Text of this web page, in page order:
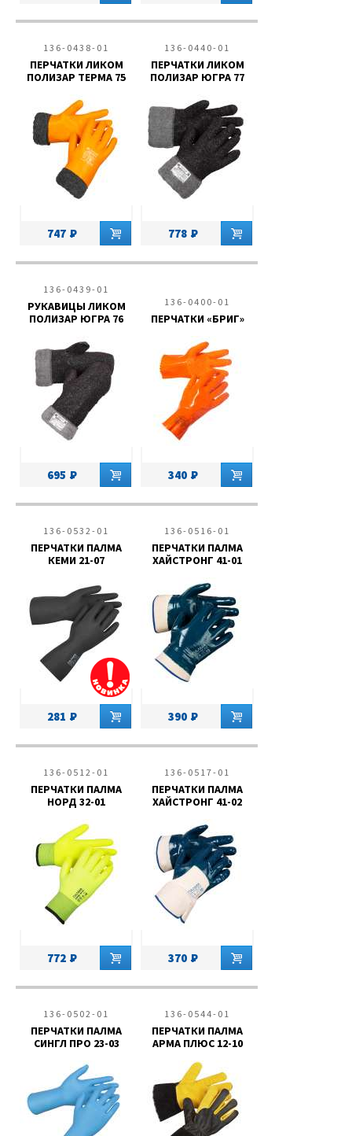
136-0438-01
ПЕРЧАТКИ ЛИКОМ
ПОЛИЗАР ТЕРМА 75
747
136-0440-01
ПЕРЧАТКИ ЛИКОМ
ПОЛИЗАР ЮГРА 77
778
136-0439-01
РУКАВИЦЫ ЛИКОМ
ПОЛИЗАР ЮГРА 76
695
136-0400-01
ПЕРЧАТКИ «БРИГ»
340
136-0532-01
ПЕРЧАТКИ ПАЛМА
КЕМИ 21-07
281
136-0516-01
ПЕРЧАТКИ ПАЛМА
ХАЙСТРОНГ 41-01
390
136-0512-01
ПЕРЧАТКИ ПАЛМА
НОРД 32-01
772
136-0517-01
ПЕРЧАТКИ ПАЛМА
ХАЙСТРОНГ 41-02
370
136-0502-01
ПЕРЧАТКИ ПАЛМА
СИНГЛ ПРО 23-03
136-0544-01
ПЕРЧАТКИ ПАЛМА
АРМА ПЛЮС 12-10